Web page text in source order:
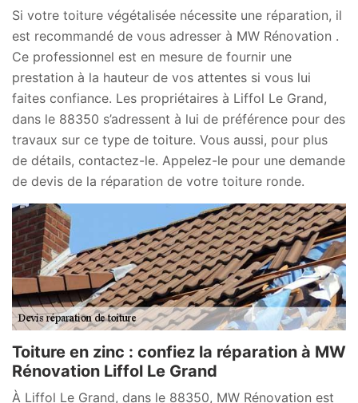
Si votre toiture végétalisée nécessite une réparation, il
est recommandé de vous adresser à MW Rénovation .
Ce professionnel est en mesure de fournir une
prestation à la hauteur de vos attentes si vous lui
faites confiance. Les propriétaires à Liffol Le Grand,
dans le 88350 s’adressent à lui de préférence pour des
travaux sur ce type de toiture. Vous aussi, pour plus
de détails, contactez-le. Appelez-le pour une demande
de devis de la réparation de votre toiture ronde.
Toiture en zinc : confiez la réparation à MW
Rénovation Liffol Le Grand
À Liffol Le Grand, dans le 88350, MW Rénovation est